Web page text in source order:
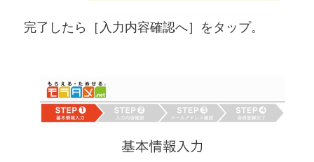
完了したら［入力内容確認へ］をタップ。